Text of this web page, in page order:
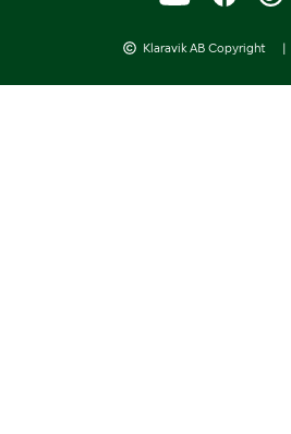
Klaravik AB Copyright |